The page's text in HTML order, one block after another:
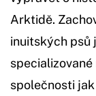
Arktidě.
inuitských psů
společnosti